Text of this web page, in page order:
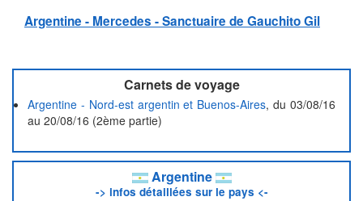
Argentine - Mercedes - Sanctuaire de Gauchito Gil
Carnets de voyage
Argentine - Nord-est argentin et Buenos-Aires, du 03/08/16
au 20/08/16 (2ème partie)
Argentine
-> infos détaillées sur le pays <-